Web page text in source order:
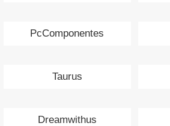
PcComponentes
Taurus
Dreamwithus